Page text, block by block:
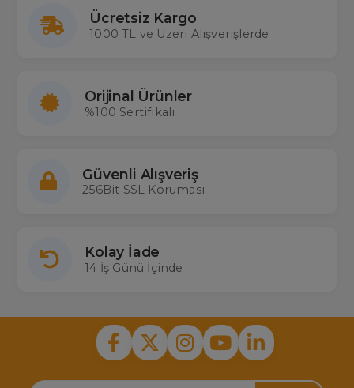
Ücretsiz Kargo
1000 TL ve Üzeri Alışverişlerde
Orijinal Ürünler
%100 Sertifikalı
Güvenli Alışveriş
256Bit SSL Koruması
Kolay İade
14 İş Günü İçinde